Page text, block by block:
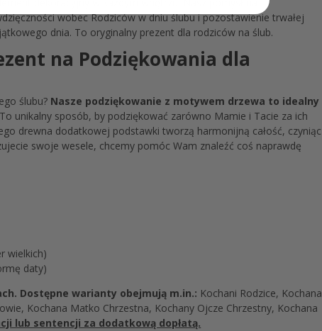
dekoracyjny w każdym wnętrzu. Nasz pomysł na
wobec Rodziców w dniu ślubu i pozostawienie trwałej
dnia. To oryginalny prezent dla rodziców na ślub.
na Podziękowania dla
ślubu? Nasze podziękowanie z motywem drzewa to idealny
unikalny sposób, by podziękować zarówno Mamie i Tacie za ich
drewna dodatkowej podstawki tworzą harmonijną całość, czyniąc
swoje wesele, chcemy pomóc Wam znaleźć coś naprawdę
wielkich)
daty)
Dostępne warianty obejmują m.in.: Kochani Rodzice, Kochana
Kochana Matko Chrzestna, Kochany Ojcze Chrzestny, Kochana
lub sentencji za dodatkową dopłatą.